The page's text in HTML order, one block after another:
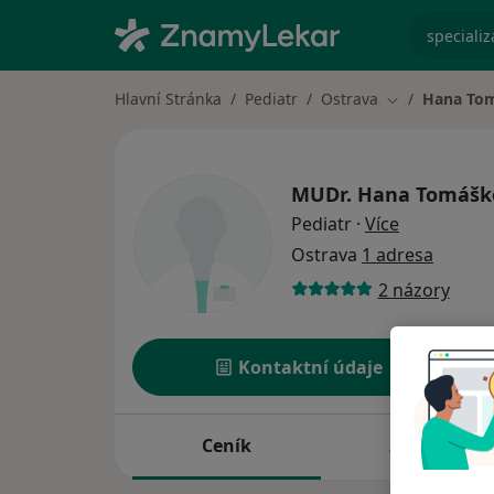
Hlavní Stránka Pediatr Ostrava Změna města
Hana
MUDr. Hana
Pediatr · Více
Ostrava 1 adresa
2 názory
Kontaktní údaje
Ceník Adresy